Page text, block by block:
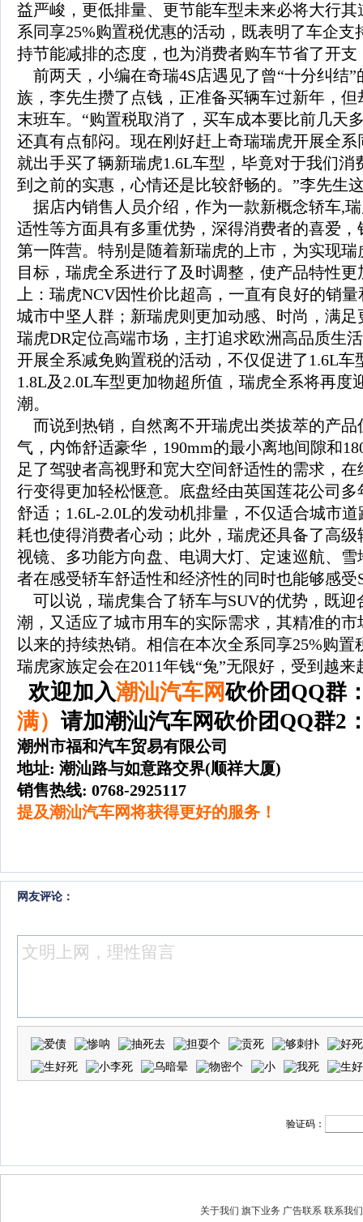
益严峻，更低排量、更节能车型未来必将大行
系同享25%购置税优惠的活动，既表明了车企支
持节能减排的态度，也为消费者购车节省了开支
前两天，小编在奇瑞4S店遇见了曾“十分纠结”
族，李先生攒了点钱，正准备买辆车过新年，
末班车。“购置税取消了，买车成本要比前几天
还真有点郁闷。现在刚好赶上奇瑞瑞虎开展全
就出手买了辆新瑞虎1.6L车型，毕竟对于我们消
到之前的实惠，心情还是比较舒畅的。”李先生
据店内销售人员介绍，作为一款新概念轿车,
适性等方面具有多重优势，深得消费者的喜爱，
第一阵营。特别是随着新瑞虎的上市，为实现
目标，瑞虎全系进行了及时调整，使产品特性
上：瑞虎NCV因性价比超高，一直有良好的销
城市中坚人群；新瑞虎则更加动感、时尚，满
瑞虎DR定位高端市场，主打追求欧洲高品质生
开展全系减免购置税的活动，不仅促进了1.6L车
1.8L及2.0L车型更加物超所值，瑞虎全系将再度
潮。
而说到热销，自然离不开瑞虎出类拔萃的产品
气，内饰舒适豪华，190mm的最小离地间隙和
足了驾驶者高视野和宽大空间舒适性的需求，
行变得更加轻松惬意。底盘经由英国莲花公司
舒适；1.6L-2.0L的发动机排量，不仅适合城市
耗也使得消费者心动；此外，瑞虎还具备了高
视镜、多功能方向盘、电调大灯、定速巡航、
者在感受轿车舒适性和经济性的同时也能够感受
可以说，瑞虎集合了轿车与SUV的优势，既迎
潮，又适应了城市用车的实际需求，其精准的
以来的持续热销。相信在本次全系同享25%购
瑞虎家族定会在2011年钱“兔”无限好，受到越
欢迎加入潮汕汽车网砍价团QQ群
满） 请加潮汕汽车网砍价团QQ群2
潮州市福和汽车贸易有限公司
地址: 潮汕路与如意路交界(顺祥大厦)
销售热线: 0768-2925117
提及潮汕汽车网将获得更好的服务！
网友评论：
验证码：
关于我们 旗下业务 广告联系 联系我们